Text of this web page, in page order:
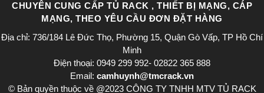
CHUYÊN CUNG CẤP TỦ RACK , THIẾT BỊ MẠNG, CÁP
MẠNG, THEO YÊU CẦU ĐƠN ĐẶT HÀNG
Địa chỉ: 736/184 Lê Đức Thọ, Phường 15, Quận Gò Vấp, TP Hồ Chí
Minh
Điện thoại: 0949 299 992- 02822 365 888​
Email: camhuynh@tmcrack.vn
© Bản quyền thuộc về @2023 CÔNG TY TNHH MTV TỦ RACK